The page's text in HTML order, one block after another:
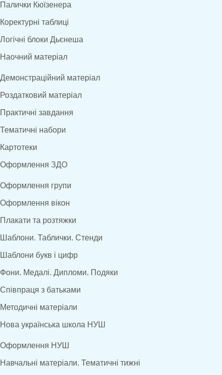
Палички Кюїзенера
Коректурні таблиці
Логічні блоки Дьєнеша
Наочний матеріал
Демонстраційний матеріал
Роздатковий матеріал
Практичні завдання
Тематичні набори
Картотеки
Оформлення ЗДО
Оформлення групи
Оформлення вікон
Плакати та розтяжки
Шаблони. Таблички. Стенди
Шаблони букв і цифр
Фони. Медалі. Дипломи. Подяки
Співпраця з батьками
Методичні матеріали
Нова українська школа НУШ
Оформлення НУШ
Навчальні матеріали. Тематичні тижні